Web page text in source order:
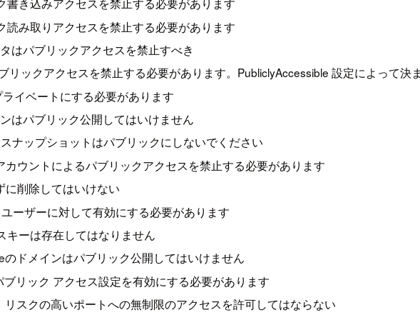
読み取りアクセスを禁止する必要があります
はパブリックアクセスを禁止すべき
リックアクセスを禁止する必要があります。PubliclyAccessible 設定によって決ま
イベートにする必要があります
はパブリック公開してはいけません
ナップショットはパブリックにしないでください
ウントによるパブリックアクセスを禁止する必要があります
に削除してはいけない
ーザーに対して有効にする必要があります
キーは存在してはなりません
のドメインはパブリック公開してはいけません
ブリック アクセス設定を有効にする必要があります
スクの高いポートへの無制限のアクセスを許可してはならない